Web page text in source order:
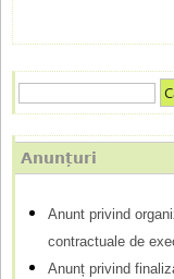
F
o
m
ă
u
t
Anunțuri
Anunt privind
contractuale de
Anunț privind